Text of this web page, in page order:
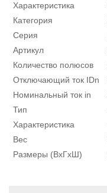
Характеристика
Категория
Серия
Артикул
Количество полюсов
Отключающий ток IDn
Номинальный ток in
Тип
Характеристика
Вес
Размеры (ВxГxШ)